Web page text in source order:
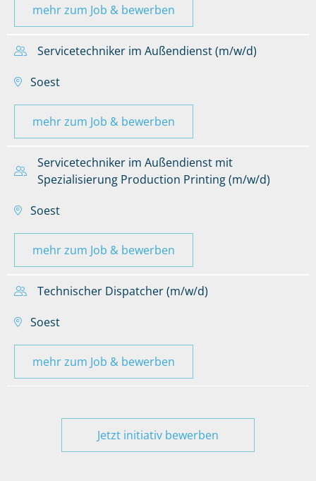
mehr zum Job & bewerben
Servicetechniker im Außendienst (m/w/d)
Soest
mehr zum Job & bewerben
Servicetechniker im Außendienst mit
Spezialisierung Production Printing (m/w/d)
Soest
mehr zum Job & bewerben
Technischer Dispatcher (m/w/d)
Soest
mehr zum Job & bewerben
Jetzt initiativ bewerben